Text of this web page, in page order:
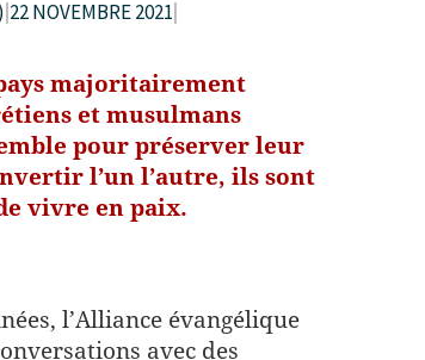
22 NOVEMBRE 2021
majoritairement
et musulmans
pour préserver leur
l’un l’autre, ils sont
vivre en paix.
l’Alliance évangélique
avec des